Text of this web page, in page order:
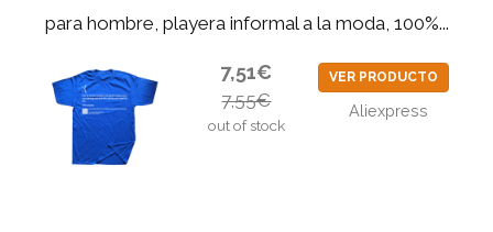
para hombre, playera informal a la moda, 100%...
7,51€
7,55€
out of stock
VER PRODUCTO
Aliexpress